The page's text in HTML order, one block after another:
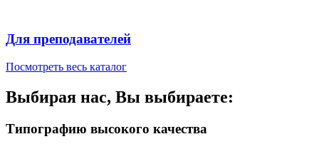
Для преподавателей
Посмотреть весь каталог
Выбирая нас, Вы выбираете:
Типографию высокого качества